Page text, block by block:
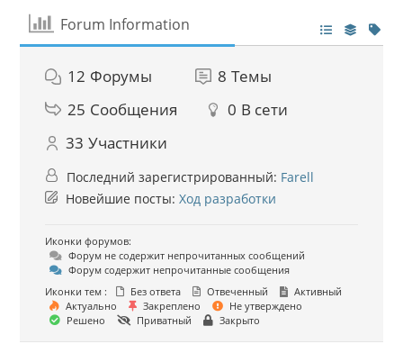
Forum Information
12 Форумы 8 Темы
25 Сообщения 0 В сети
33 Участники
Последний зарегистрированный: Farell
Новейшие посты:Ход разработки
Иконки форумов:
Форум не содержит непрочитанных сообщений
Форум содержит непрочитанные сообщения
Иконки тем :
Без ответа Отвеченный
Активный
Актуально
Закреплено
Не утверждено
Решено
Приватный Закрыто